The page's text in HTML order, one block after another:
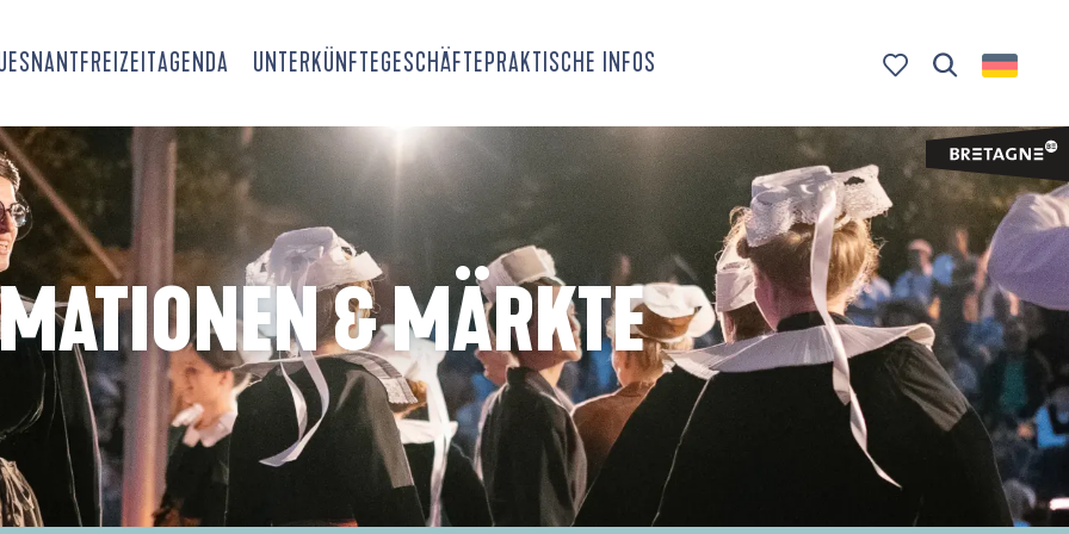
FREIZEITAGENDA UNTERKÜNFTEGESCHÄFTEPRAKTISCHE INFOS
& MÄRKTE